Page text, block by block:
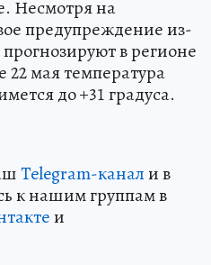
Несмотря на
предупреждение из-
в регионе
мая температура
до +31 градуса.
Telegram-канали в
к нашим группам в
и